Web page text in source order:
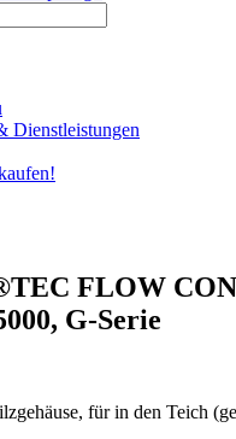
Dienstleistungen
FLOW
G-Serie
für in den Teich